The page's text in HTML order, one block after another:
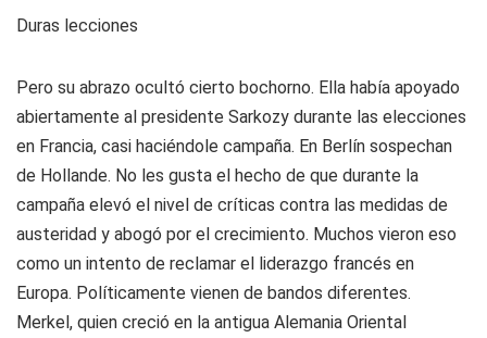
Duras lecciones
Pero su abrazo ocultó cierto bochorno. Ella había apoyado
abiertamente al presidente Sarkozy durante las elecciones
en Francia, casi haciéndole campaña. En Berlín sospechan
de Hollande. No les gusta el hecho de que durante la
campaña elevó el nivel de críticas contra las medidas de
austeridad y abogó por el crecimiento. Muchos vieron eso
como un intento de reclamar el liderazgo francés en
Europa. Políticamente vienen de bandos diferentes.
Merkel, quien creció en la antigua Alemania Oriental